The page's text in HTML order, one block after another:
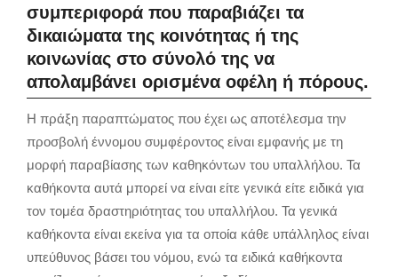
συμπεριφορά που παραβιάζει τα
δικαιώματα της κοινότητας ή της
κοινωνίας στο σύνολό της να
απολαμβάνει ορισμένα οφέλη ή πόρους.
Η πράξη παραπτώματος που έχει ως αποτέλεσμα την
προσβολή έννομου συμφέροντος είναι εμφανής με τη
μορφή παραβίασης των καθηκόντων του υπαλλήλου. Τα
καθήκοντα αυτά μπορεί να είναι είτε γενικά είτε ειδικά για
τον τομέα δραστηριότητας του υπαλλήλου. Τα γενικά
καθήκοντα είναι εκείνα για τα οποία κάθε υπάλληλος είναι
υπεύθυνος βάσει του νόμου, ενώ τα ειδικά καθήκοντα